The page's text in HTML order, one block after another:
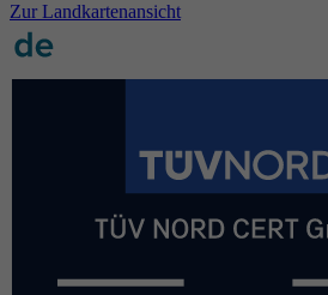
Zur Landkartenansicht